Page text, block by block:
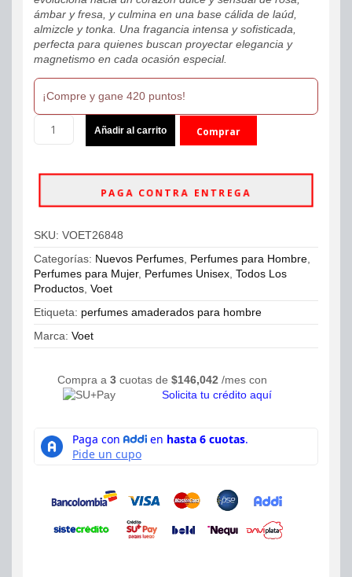
ámbar y fresa, y culmina en una base cálida de laúd,
almizcle y tonka. Una fragancia intensa y sofisticada,
perfecta para quienes buscan proyectar elegancia y
magnetismo en cada ocasión especial.
¡Compre y gane 420 puntos!
Voet
cantidad
Añadir al carrito Comprar
PAGA CONTRA ENTREGA
SKU: VOET26848
Categorías: Nuevos Perfumes Perfumes para Hombre
Perfumes para Mujer, Perfumes Unisex Todos Los
Productos Voet
Etiqueta: perfumes amaderados para hombre
Marca: Voet
Compra a 3 cuotas de $146,042 /mes con
Solicita tu crédito aquí